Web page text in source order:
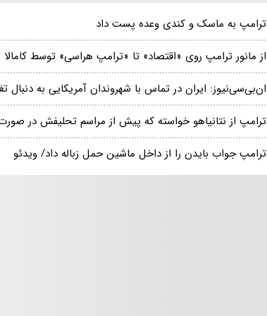
ترامپ به ماسک و کندی وعده پست داد
از مانور ترامپ روی «اقتصاد» تا «ترامپ هراسی» توسط
ان‌بی‌سی‌نیوز: ایران در تماس با شهروندان آمریکایی به دنبال
ترامپ از نتانیاهو خواسته که پیش از مراسم تحلیفش در
ترامپ جواب بایدن را از داخل ماشین حمل زباله داد/ ویدئو